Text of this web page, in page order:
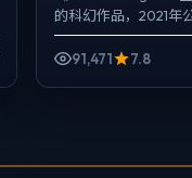
的科幻作品，2021年
导，提莫西·查拉梅、
91,471
7.8